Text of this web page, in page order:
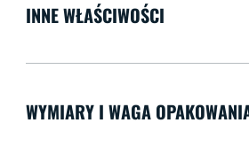
INNE WŁAŚCIWOŚCI
WYMIARY I WAGA